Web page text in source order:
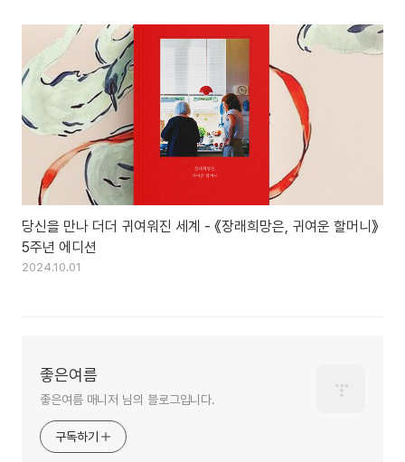
당신을 만나 더더 귀여워진 세계 - 《장래희망은, 귀여운 할머니》
5주년 에디션
2024.10.01
좋은여름
좋은여름 매니저 님의 블로그입니다.
구독하기